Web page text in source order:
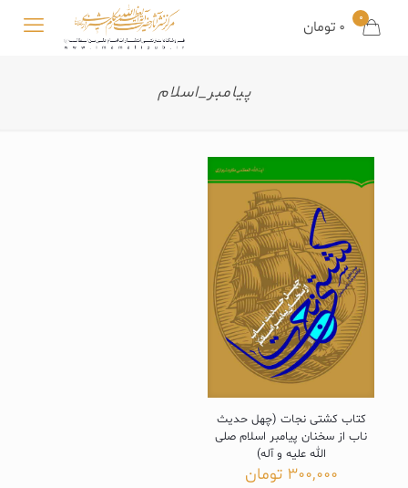
0 0 تومان
پیامبر_اسلام
کتاب کشتی نجات (چهل حدیث
ناب از سخنان پیامبر اسلام صلی
الله علیه و آله)
300,000 تومان